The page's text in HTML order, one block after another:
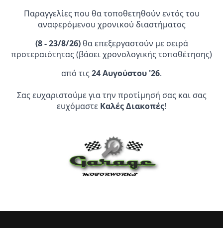
Επίσημος Αντιπρόσωπος:
Service Point:
CLEARANCE | ΑΝΑΚΑΛΥΨΤΕ
ΠΡΟΪΟΝΤΑ
Παραγγελίες που θα τοποθετηθούν εντός του
αναφερόμενου χρονικού διαστήματος
(8 - 23/8/26)θα επεξεργαστούν με σειρά
προτεραιότητας (βάσει χρονολογικής τοποθέτησης)
από τις24 Αυγούστου '26.
Σας ευχαριστούμε για την προτίμησή σας και σας
ευχόμαστε Καλές Διακοπές!